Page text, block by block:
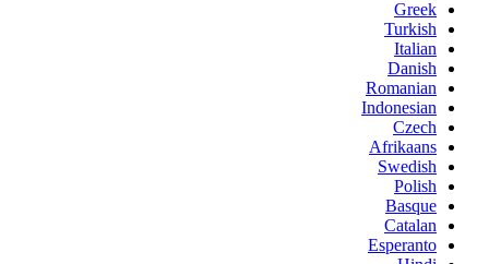
Greek
Turkish
Italian
Danish
Romanian
Indonesian
Czech
Afrikaans
Swedish
Polish
Basque
Catalan
Esperanto